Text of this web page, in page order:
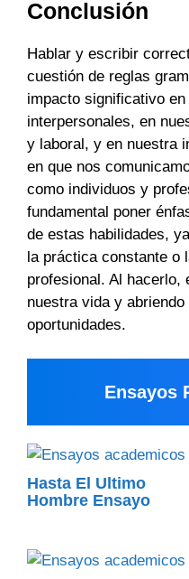
Conclusión
Hablar y escribir
cuestión de reglas
impacto significativo
interpersonales, en
y laboral, y en nuestra
en que nos
como individuos y
fundamental poner
de estas habilidades,
la práctica constante o
profesional. Al hacerlo,
nuestra vida y
oportunidades.
Ensayos
Hasta El Ultimo
Hombre Ensayo